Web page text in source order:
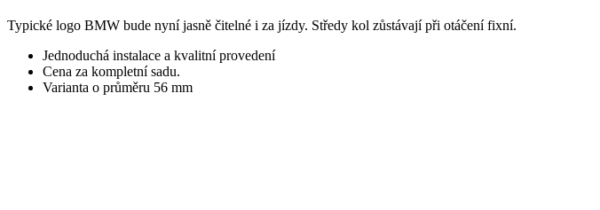
Typické logo BMW bude nyní jasně čitelné i za jízdy. Středy kol zůstávají při otáčení fixní.
Jednoduchá instalace a kvalitní provedení
Cena za kompletní sadu.
Varianta o průměru 56 mm